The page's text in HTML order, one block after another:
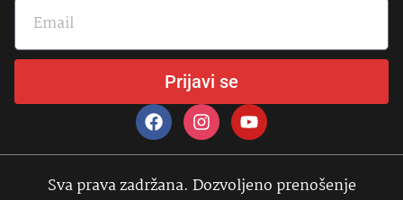
Prijavi se
Sva prava zadržana. Dozvoljeno prenošenje